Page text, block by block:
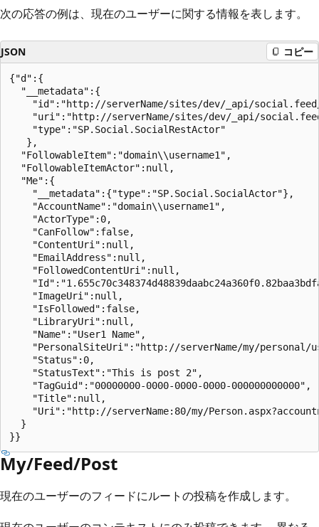
次の応答の例は、現在のユーザーに関する情報を表します。
JSON コピー
{"d":{
  "__metadata":{
"id":"http://serverName/sites/dev/_api/
"uri":"http://serverName/sites/dev/_api/
    "type":"SP.Social.SocialRestActor"
   },
  "FollowableItem":"domain\\username1",
  "FollowableItemActor":null,
  "Me":{
    "__metadata":{"type":"SP.Social.SocialActor"},
    "AccountName":"domain\\username1",
    "ActorType":0,
    "CanFollow":false,
    "ContentUri":null,
    "EmailAddress":null,
    "FollowedContentUri":null,
    "ImageUri":null,
    "IsFollowed":false,
    "LibraryUri":null,
    "Name":"User1 Name",
"PersonalSiteUri":"http://serverName/my/personal/
    "Status":0,
    "StatusText":"This is post 2",
    "TagGuid":"00000000-0000-0000-0000-000000000000",
    "Title":null,
"Uri":"http://serverName:80/my/
  }
My/Feed/Post
現在のユーザーのフィードにルートの投稿を作成します。